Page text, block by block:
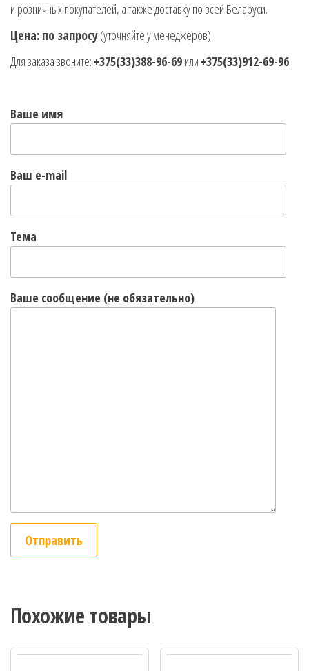
и розничных покупателей, а также доставку по всей Беларуси.
Цена: по запросу(уточняйте у менеджеров).
Для заказа звоните: +375(33)388-96-69или +375(33)912-69-96.
Ваше имя
Ваш e-mail
Тема
Ваше сообщение (не обязательно)
Похожие товары